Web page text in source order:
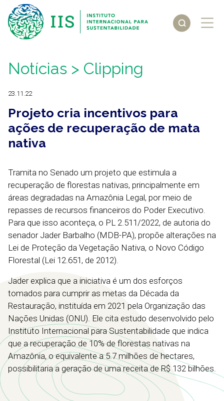
Notícias > Clipping
23.11.22
Projeto cria incentivos para
ações de recuperação de mata
nativa
Tramita no Senado um projeto que estimula a
recuperação de florestas nativas, principalmente em
áreas degradadas na Amazônia Legal, por meio de
repasses de recursos financeiros do Poder Executivo.
Para que isso aconteça, o PL 2.511/2022, de autoria do
senador Jader Barbalho (MDB-PA), propõe alterações na
Lei de Proteção da Vegetação Nativa, o Novo Código
Florestal (Lei 12.651, de 2012).
Jader explica que a iniciativa é um dos esforços
tomados para cumprir as metas da Década da
Restauração, instituída em 2021 pela Organização das
Nações Unidas (ONU). Ele cita estudo desenvolvido pelo
Instituto Internacional para Sustentabilidade que indica
que a recuperação de 10% de florestas nativas na
Amazônia, o equivalente a 5.7 milhões de hectares,
possibilitaria a geração de uma receita de R$ 132 bilhões.